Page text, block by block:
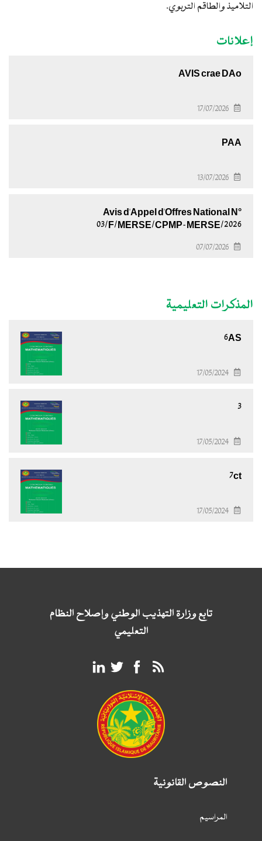
إعلانات
AVIS crae DAo
17/07/2026
PAA
13/07/2026
Avis d'Appel d'Offres National N°
03/F/MERSE/CPMP-MERSE/2026
07/07/2026
المذكرات التعليمية
6AS
17/05/2024
3
17/05/2024
7ct
17/05/2024
التلاميذ والطاقم التربوي.
تابع وزارة التهذيب الوطني وإصلاح النظام
التعليمي
النصوص القانونية
المراسيم